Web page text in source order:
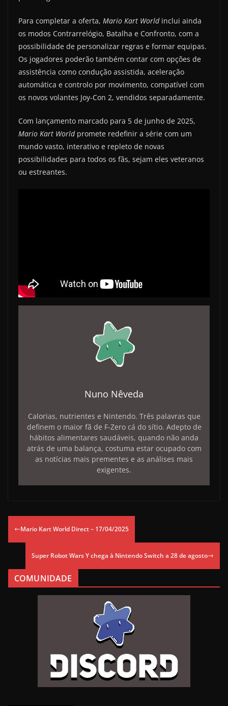
Para completar a oferta, Mario Kart Worldinclui ainda
os modos Contrarrelógio, Batalha e Confronto, com a
possibilidade de personalizar regras e formar equipas.
Os jogadores poderão também contar com opções de
assistência como condução assistida, aceleração
automática e controlo por movimento, compatível com
os novos volantes Joy-Con 2, vendidos separadamente.
Com lançamento marcado para 5 de junho de 2025,
Mario Kart Worldpromete redefinir a série com um
mundo vasto, interativo e repleto de novas
possibilidades para todos os fãs, sejam eles veteranos
ou estreantes.
Nuno Nêveda
Calorias, nutrientes e Nintendo. Três palavras que
definem o maior fã de F-Zero cá do sítio. Adepto de
hábitos alimentares saudáveis, quando não anda
atrás de uma balança, costuma estar ocupado com
as notícias mais prementes e as análises mais
exigentes.
Mario Kart World Direct – 17/04/2025
Super Robot Wars Y chega à Nintendo Switch a 28 de agosto
COMUNIDADE